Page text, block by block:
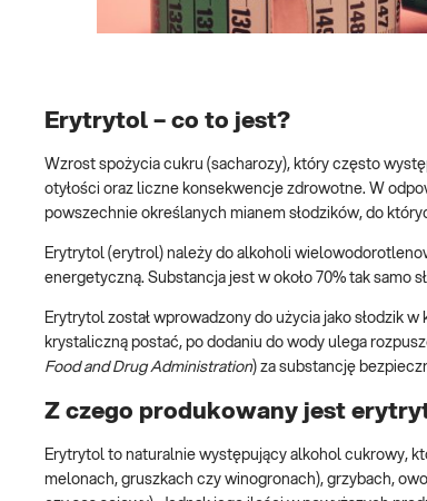
Erytrytol – co to jest?
Wzrost spożycia cukru (sacharozy), który często
otyłości oraz liczne konsekwencje zdrowotne. W
powszechnie określanych mianem słodzików, do
Erytrytol (erytrol) należy do alkoholi
energetyczną. Substancja jest w około 70% tak samo
Erytrytol został wprowadzony do użycia jako słodzik
krystaliczną postać, po dodaniu do wody ulega
Food and Drug Administration) za substancję
Z czego produkowany jest
Erytrytol to naturalnie występujący alkohol cukrowy,
melonach, gruszkach czy winogronach), grzybach,